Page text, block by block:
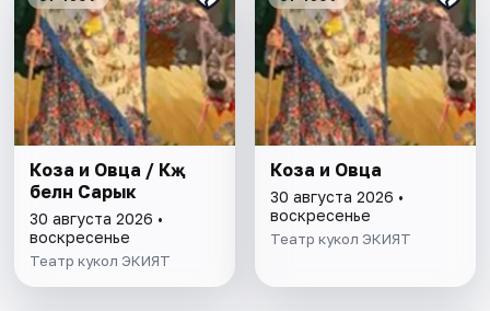
Коза и Овца / Кәҗә
белән Сарык
30 августа 2026 •
воскресенье
Театр кукол ЭКИЯТ
Коза и Овца
30 августа 2026 •
воскресенье
Театр кукол ЭКИЯТ